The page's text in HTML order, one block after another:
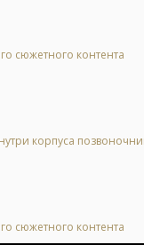
сюжетного контента
корпуса
сюжетного контента